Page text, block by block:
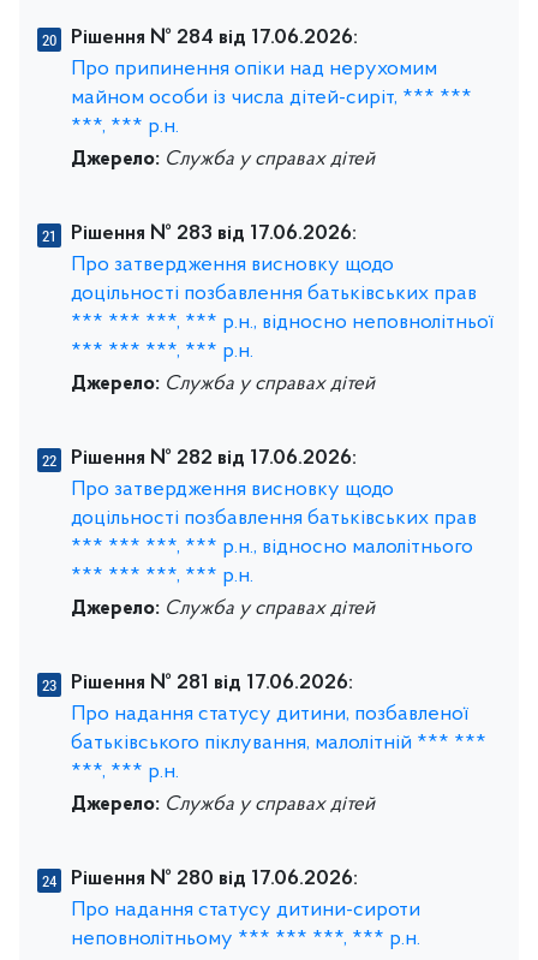
Рішення № 284 від 17.06.2026:
Про припинення опіки над нерухомим
майном особи із числа дітей-сиріт, *** ***
***, *** р.н.
Джерело: Служба у справах дітей
Рішення № 283 від 17.06.2026:
Про затвердження висновку щодо
доцільності позбавлення батьківських прав
*** *** ***, *** р.н., відносно неповнолітньої
*** *** ***, *** р.н.
Джерело: Служба у справах дітей
Рішення № 282 від 17.06.2026:
Про затвердження висновку щодо
доцільності позбавлення батьківських прав
*** *** ***, *** р.н., відносно малолітнього
*** *** ***, *** р.н.
Джерело: Служба у справах дітей
Рішення № 281 від 17.06.2026:
Про надання статусу дитини, позбавленої
батьківського піклування, малолітній *** ***
***, *** р.н.
Джерело: Служба у справах дітей
Рішення № 280 від 17.06.2026:
Про надання статусу дитини-сироти
неповнолітньому *** *** ***, *** р.н.